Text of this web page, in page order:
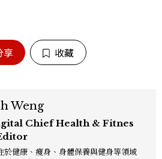
享 收藏
Weng
Chief Health & Fitnes
於健康、瘦身、身體保養與健身等領域